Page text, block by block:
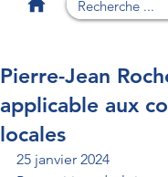
Pierre-Jean
applicable aux
locales
25 janvier 2024